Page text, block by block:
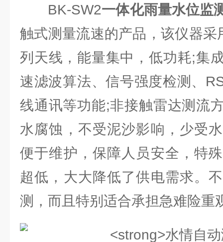
BK-SW2一体化雨量水位监
触式测量流速的产品，该仪器
列天线，能量集中，低功耗;集
速滤波算法、信号强度检测、
线通讯等功能;非接触雷达测流
水腐蚀，不受泥沙影响，少受
便于维护，保障人员安全，特
超低，大大降低了供电需求。
测，而且特别适合承担急难险重